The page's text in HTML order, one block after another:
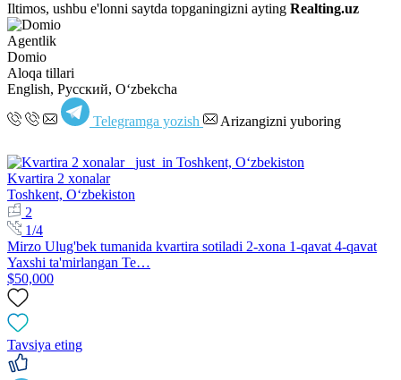
Iltimos, ushbu e'lonni saytda topganingizni ayting Realting.uz
Agentlik
Domio
Aloqa tillari
English, Русский, Oʻzbekcha
Telegramga yozish Arizangizni yuboring
Kvartira 2 xonalar
Toshkent, Oʻzbekiston
2
1/4
Mirzo Ulug'bek tumanida kvartira sotiladi 2-xona 1-qavat 4-qavat
Yaxshi ta'mirlangan Te…
$50,000
Tavsiya eting